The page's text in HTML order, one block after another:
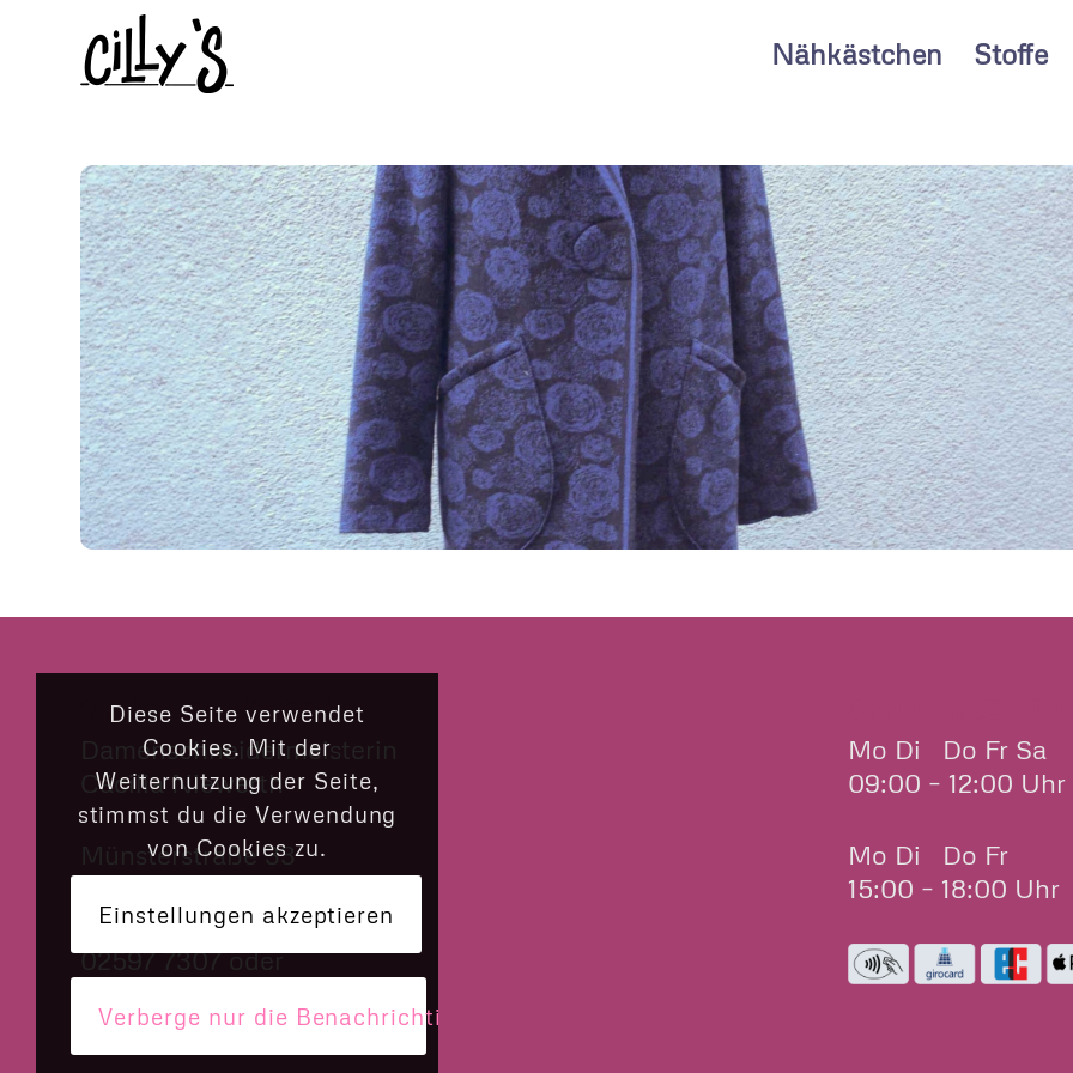
Nähkästchen Stoffe
CILLY’S NÄHKÄSTCHEN
Damenschneidermeisterin
Cäcilia Niewerth
Münsterstraße 33
02597 7307 oder
Mo Di Do Fr Sa
09:00 – 12:00 Uhr
Mo Di Do Fr
15:00 – 18:00 Uhr
Diese Seite verwendet
Cookies. Mit der
Weiternutzung der Seite,
stimmst du die Verwendung
von Cookies zu.
Einstellungen akzeptieren
Verberge nur die Benachrichtigung